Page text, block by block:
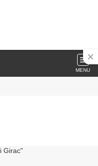
MENU